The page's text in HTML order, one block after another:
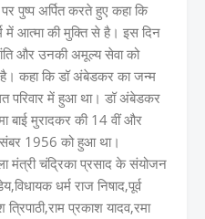
पुष्प अर्पित करते हुए कहा कि
में आत्मा की मुक्ति से है। इस दिन
और उनकी अमूल्य सेवा को
है। कहा कि डॉ अंबेडकर का जन्म
परिवार में हुआ था। डॉ अंबेडकर
बाई मुरादकर की 14 वीं और
1956 को हुआ था।
मंत्री चंद्रिका प्रसाद के संयोजन
धर्म राज निषाद,पूर्व
त्रिपाठी,राम प्रकाश यादव,रमा